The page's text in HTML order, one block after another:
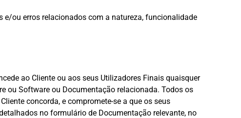
e/ou erros relacionados com a natureza, funcionalidade
ao Cliente ou aos seus Utilizadores Finais quaisquer
ou Software ou Documentação relacionada. Todos os
concorda, e compromete-se a que os seus
no formulário de Documentação relevante, no